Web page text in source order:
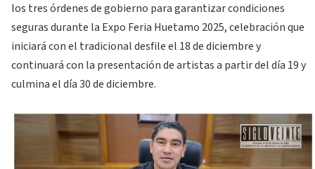
los tres órdenes de gobierno para garantizar condiciones
seguras durante la Expo Feria Huetamo 2025, celebración que
iniciará con el tradicional desfile el 18 de diciembre y
continuará con la presentación de artistas a partir del día 19 y
culmina el día 30 de diciembre.